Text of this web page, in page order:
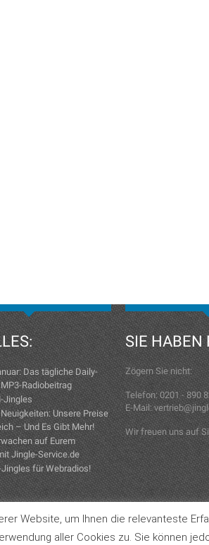
Das tägliche Daily-
Radiobeitrag
Jingles
Unsere Preise
– Und Es Gibt Mehr!
auf Eurem
Jingle-Service.de
für Webradios!
SIE HABEN
Zögern Sie nicht:
Telefon: 0201 - 890
E-Mail:
Wir freuen uns auf
2026 Jingle-Service.de
Website, um Ihnen die relevanteste
aller Cookies zu. Sie können